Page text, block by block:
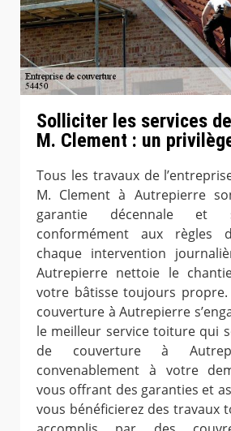
Solliciter les services
M. Clement : un
Tous les travaux de
M. Clement à Autrepierre
garantie décennale et
conformément aux règles
chaque intervention
Autrepierre nettoie le
votre bâtisse toujours propre.
couverture à Autrepierre
le meilleur service toiture qui
de couverture à
convenablement à votre
vous offrant des garanties et
vous bénéficierez des travaux